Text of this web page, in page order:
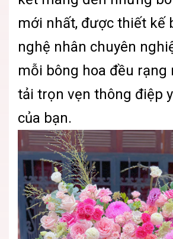
mới nhất, được thiết kế
nghệ nhân chuyên
mỗi bông hoa đều rạng
tải trọn vẹn thông điệp
của bạn.